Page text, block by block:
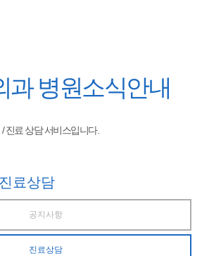
과병원소식안내
진료 상담 서비스입니다.
료상담
공지사항
진료상담